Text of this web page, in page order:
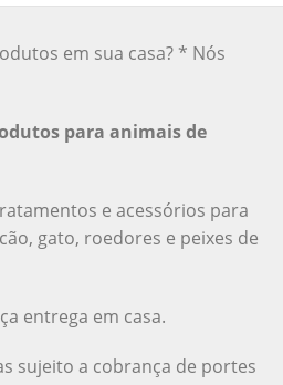
em sua casa? * Nós
para animais de
e acessórios para
gato, roedores e peixes de
entrega em casa.
sujeito a cobrança de portes